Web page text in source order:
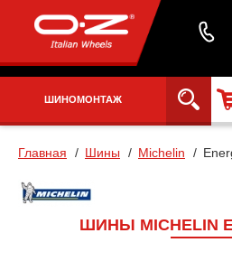
ШИНОМОНТАЖ
Главная Шины Michelin
ШИНЫ MICHELIN